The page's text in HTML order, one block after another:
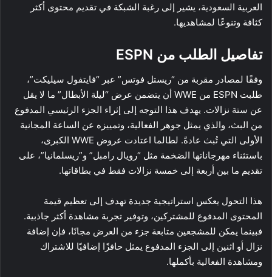
العربية السعودية، يشير إلى رغبة الشبكة في تقديم محتوى أكثر
كثافة وتنوعًا لمشاهديها.
تفاصيل الطلب من ESPN
وفقًا لمصادر مقربة من “ريستل فوتس” عبر “فايتفول سيليكت”،
طلبت ESPN من WWE أن يتضمن عرض “ليلة الأبطال” ما لا يقل
عن ستة نزالات. يهدف هذا التوجه إلى إثراء الجزء الرئيسي المدفوع
من البث، والذي يمثل جوهر الفعالية، وتمييزه عن الساعة المجانية
الأولى التي تُبث عادةً. لطالما اعتادت عروض WWE الكبرى،
باستثناء مهرجاناتها الضخمة مثل “رويال رامبل” و”ريسلمانيا”، على
تقديم ما بين أربعة إلى خمسة نزالات فقط في بطاقاتها.
هذا التحول يعكس استراتيجية جديدة تهدف إلى تعظيم قيمة
المحتوى المدفوع للمشتركين، وتوفير تجربة مشاهدة أكثر جاذبية.
فبينما يمكن للمشجعين متابعة جزء من العرض مجانًا، فإن إضافة
نزال أو اثنين إلى الجزء المدفوع يمثل حافزًا إضافيًا للاشتراك
ومشاهدة الفعالية بأكملها.